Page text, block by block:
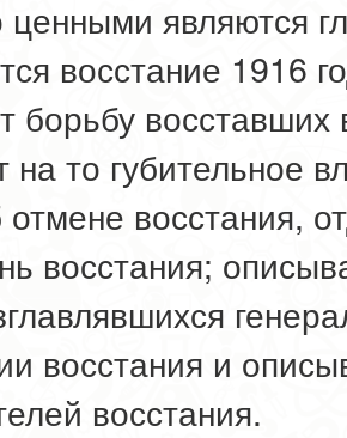
являются
восстание 1916
борьбу
на то губительное
отмене восстания,
восстания;
восстания и
восстания.